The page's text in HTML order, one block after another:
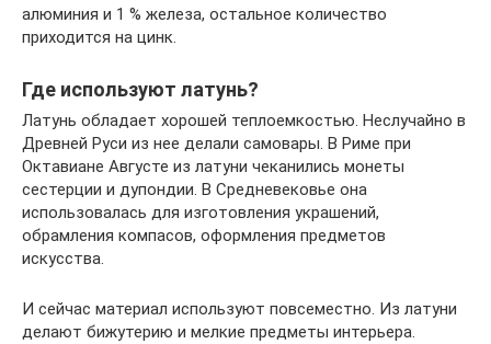
алюминия и 1 % железа, остальное количество
приходится на цинк.
Где используют латунь?
Латунь обладает хорошей теплоемкостью. Неслучайно в
Древней Руси из нее делали самовары. В Риме при
Октавиане Августе из латуни чеканились монеты
сестерции и дупондии. В Средневековье она
использовалась для изготовления украшений,
обрамления компасов, оформления предметов
искусства.
И сейчас материал используют повсеместно. Из латуни
делают бижутерию и мелкие предметы интерьера.